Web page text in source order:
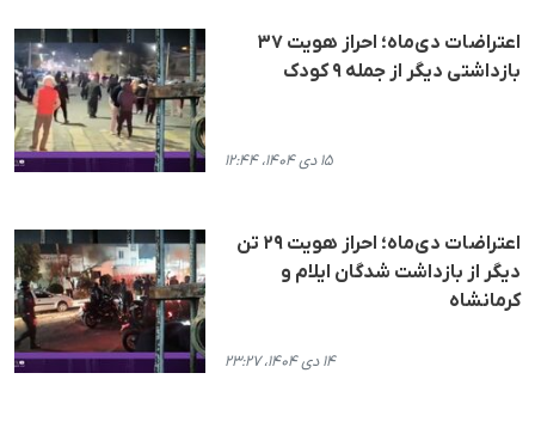
اعتراضات دی‌ماه؛ احراز هویت ۳۷
بازداشتی دیگر از جمله ۹ کودک
۱۵ دی ۱۴۰۴، ۱۲:۴۴
اعتراضات دی‌ماه؛ احراز هویت ۲۹ تن
دیگر از بازداشت شدگان ایلام و
کرمانشاه
۱۴ دی ۱۴۰۴، ۲۳:۲۷